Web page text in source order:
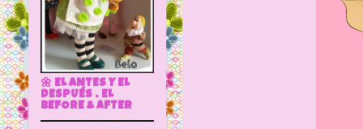
🌼 EL ANTES Y EL
DESPUÉS . EL
BEFORE & AFTER